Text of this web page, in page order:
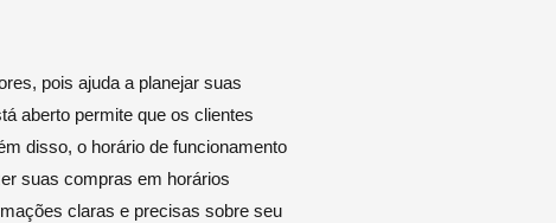
pois ajuda a planejar suas
aberto permite que os clientes
disso, o horário de funcionamento
suas compras em horários
claras e precisas sobre seu